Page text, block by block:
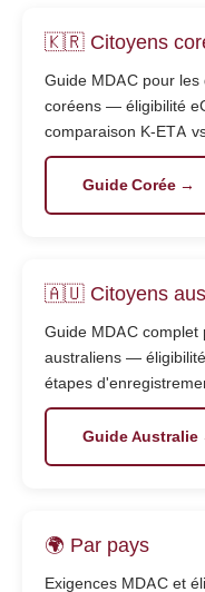
🇰🇷 Citoyens
Guide MDAC pour
coréens — éligibilité
comparaison K-ETA
Guide Corée →
🇦🇺 Citoyens
Guide MDAC
australiens —
étapes
Guide Australie
🌍 Par pays
Exigences MDAC et